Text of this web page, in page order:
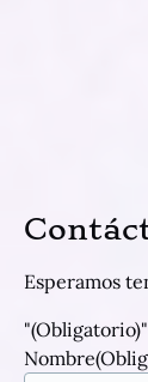
Esperamos
"(Obligatorio)
Nombre